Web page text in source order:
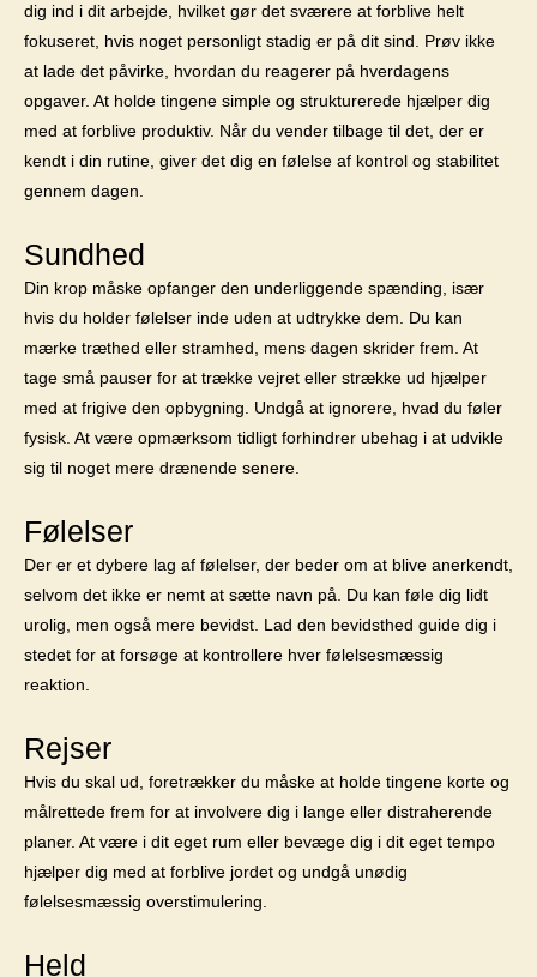
dig ind i dit arbejde, hvilket gør det sværere at forblive helt
fokuseret, hvis noget personligt stadig er på dit sind. Prøv ikke
at lade det påvirke, hvordan du reagerer på hverdagens
opgaver. At holde tingene simple og strukturerede hjælper dig
med at forblive produktiv. Når du vender tilbage til det, der er
kendt i din rutine, giver det dig en følelse af kontrol og stabilitet
gennem dagen.
Sundhed
Din krop måske opfanger den underliggende spænding, især
hvis du holder følelser inde uden at udtrykke dem. Du kan
mærke træthed eller stramhed, mens dagen skrider frem. At
tage små pauser for at trække vejret eller strække ud hjælper
med at frigive den opbygning. Undgå at ignorere, hvad du føler
fysisk. At være opmærksom tidligt forhindrer ubehag i at udvikle
sig til noget mere drænende senere.
Følelser
Der er et dybere lag af følelser, der beder om at blive anerkendt,
selvom det ikke er nemt at sætte navn på. Du kan føle dig lidt
urolig, men også mere bevidst. Lad den bevidsthed guide dig i
stedet for at forsøge at kontrollere hver følelsesmæssig
reaktion.
Rejser
Hvis du skal ud, foretrækker du måske at holde tingene korte og
målrettede frem for at involvere dig i lange eller distraherende
planer. At være i dit eget rum eller bevæge dig i dit eget tempo
hjælper dig med at forblive jordet og undgå unødig
følelsesmæssig overstimulering.
Held